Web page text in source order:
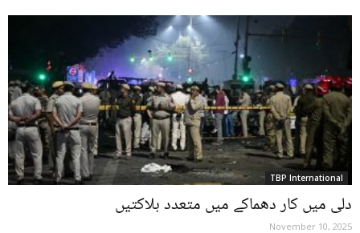
TBP International
دلی میں کار دھماکے میں متعدد ہلاکتیں
November 10, 2025